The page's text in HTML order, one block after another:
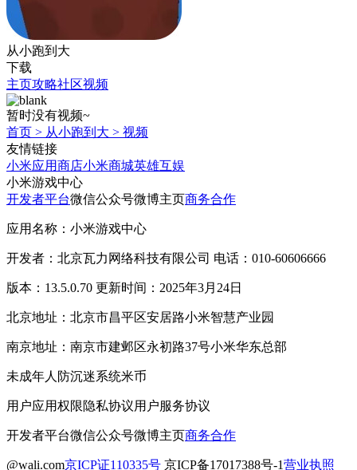
从小跑到大
下载
主页攻略社区视频
暂时没有视频~
首页 > 从小跑到大 > 视频
友情链接
小米应用商店小米商城英雄互娱
小米游戏中心
开发者平台微信公众号微博主页商务合作
应用名称：小米游戏中心
开发者：北京瓦力网络科技有限公司 电话：010-60606666
版本：13.5.0.70 更新时间：2025年3月24日
北京地址：北京市昌平区安居路小米智慧产业园
南京地址：南京市建邺区永初路37号小米华东总部
未成年人防沉迷系统米币
用户应用权限隐私协议用户服务协议
开发者平台微信公众号微博主页商务合作
@wali.com京ICP证110335号 京ICP备17017388号-1营业执照